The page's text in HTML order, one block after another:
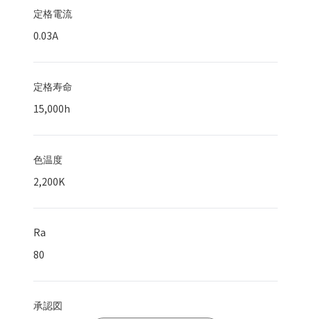
定格電流
0.03A
定格寿命
15,000h
色温度
2,200K
Ra
80
承認図